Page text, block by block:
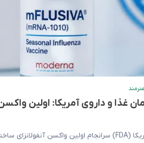
تکنولوژی و سلامت
دارو‌ها و واکسن‌ها
نگاهی به آینده
متفرقه